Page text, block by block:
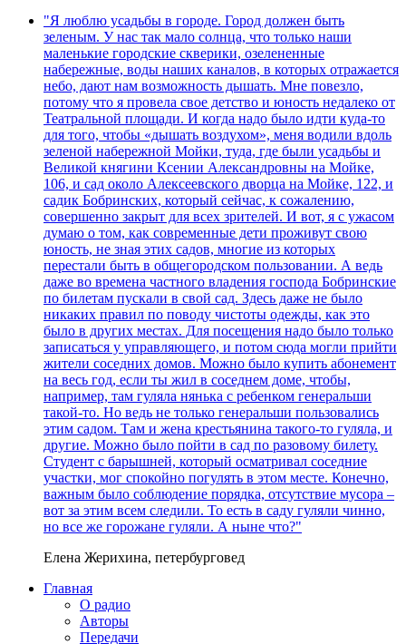
"Я люблю усадьбы в городе. Город должен быть
зеленым. У нас так мало солнца, что только наши
маленькие городские скверики, озелененные
набережные, воды наших каналов, в которых отражается
небо, дают нам возможность дышать. Мне повезло,
потому что я провела свое детство и юность недалеко от
Театральной площади. И когда надо было идти куда-то
для того, чтобы «дышать воздухом», меня водили вдоль
зеленой набережной Мойки, туда, где были усадьбы и
Великой княгини Ксении Александровны на Мойке,
106, и сад около Алексеевского дворца на Мойке, 122, и
садик Бобринских, который сейчас, к сожалению,
совершенно закрыт для всех зрителей. И вот, я с ужасом
думаю о том, как современные дети проживут свою
юность, не зная этих садов, многие из которых
перестали быть в общегородском пользовании. А ведь
даже во времена частного владения господа Бобринские
по билетам пускали в свой сад. Здесь даже не было
никаких правил по поводу чистоты одежды, как это
было в других местах. Для посещения надо было только
записаться у управляющего, и потом сюда могли прийти
жители соседних домов. Можно было купить абонемент
на весь год, если ты жил в соседнем доме, чтобы,
например, там гуляла нянька с ребенком генеральши
такой-то. Но ведь не только генеральши пользовались
этим садом. Там и жена крестьянина такого-то гуляла, и
другие. Можно было пойти в сад по разовому билету.
Студент с барышней, который осматривал соседние
участки, мог спокойно погулять в этом месте. Конечно,
важным было соблюдение порядка, отсутствие мусора –
вот за этим всем следили. То есть в саду гуляли чинно,
но все же горожане гуляли. А ныне что?"
Елена Жерихина, петербурговед
Главная
О радио
Авторы
Передачи